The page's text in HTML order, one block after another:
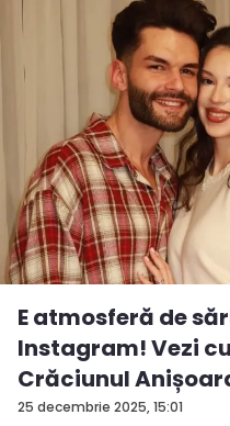
25 decembrie 2025, 15:01
E atmosferă de
Instagram! Vezi
Crăciunul
S...